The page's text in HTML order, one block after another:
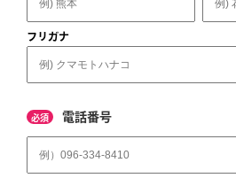
フリガナ
必須 電話番号